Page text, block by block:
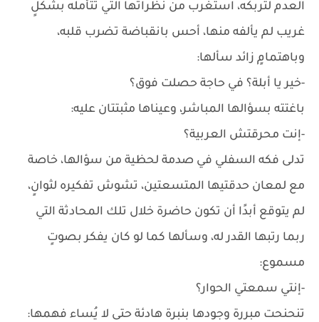
العدم لتربكه، استغرب من نظراتها التي تتأمله بشكلٍ
غريب لم يألفه منها، أحس بانقباضة تضرب قلبه،
وباهتمامٍ زائد سألها:
-خير يا أبلة؟ في حاجة حصلت فوق؟
باغتته بسؤالها المباشر، وعيناها مثبتتان عليه:
-إنت محرقتش العربية؟
تدلى فكه السفلي في صدمة لحظية من سؤالها، خاصة
مع لمعان حدقتيها المتسعتين، تشوش تفكيره لثوانٍ،
لم يتوقع أبدًا أن تكون حاضرة خلال تلك المحادثة التي
ربما رتبها القدر له، وسألها كما لو كان يفكر بصوتٍ
مسموع:
-إنتي سمعتي الحوار؟
تنحنحت مبررة وجودها بنبرة هادئة حتى لا يُساء فهمها: